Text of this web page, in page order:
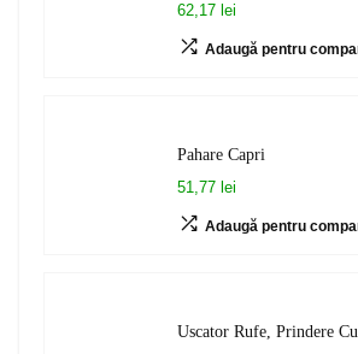
62,17 lei
Adaugă pentru
Pahare Capri
51,77 lei
Adaugă pentru
Uscator Rufe, Prindere